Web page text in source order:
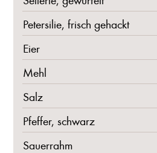
Petersilie, frisch gehackt
Eier
Mehl
Salz
Pfeffer, schwarz
Sauerrahm